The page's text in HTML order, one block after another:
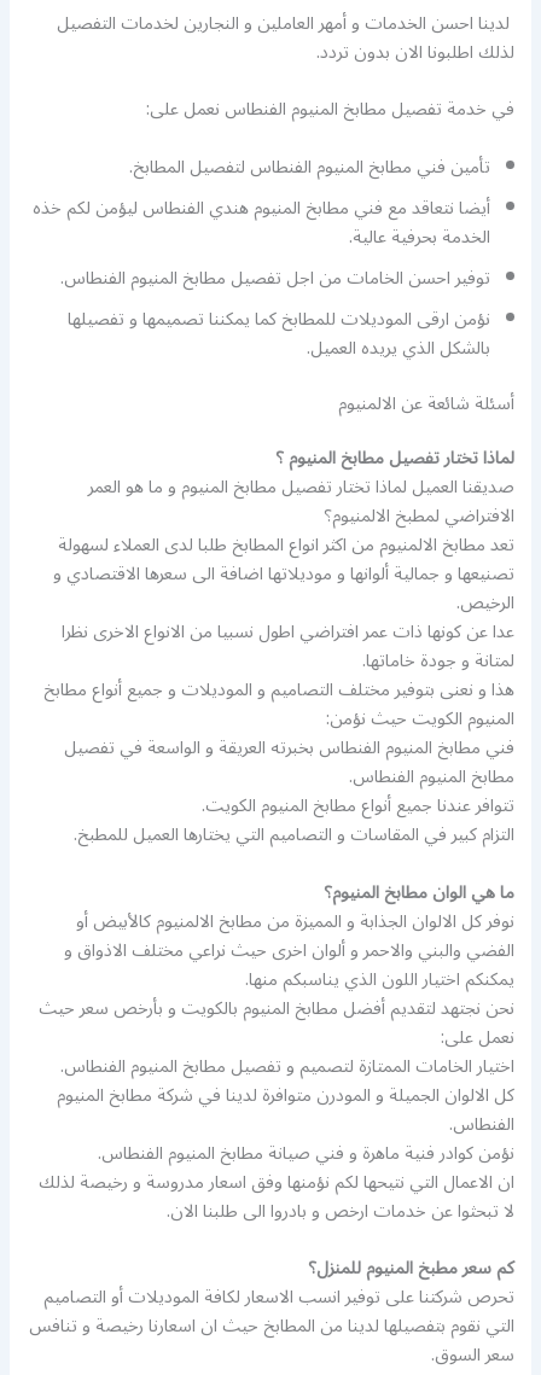
لدينا احسن الخدمات و أمهر العاملين و النجارين لخدمات التفصيل
لذلك اطلبونا الان بدون تردد.
في خدمة تفصيل مطابخ المنيوم الفنطاس نعمل على:
تأمين فني مطابخ المنيوم الفنطاس لتفصيل المطابخ.
أيضا نتعاقد مع فني مطابخ المنيوم هندي الفنطاس ليؤمن لكم خذه
الخدمة بحرفية عالية.
توفير احسن الخامات من اجل تفصيل مطابخ المنيوم الفنطاس.
نؤمن ارقى الموديلات للمطابخ كما يمكننا تصميمها و تفصيلها
بالشكل الذي يريده العميل.
أسئلة شائعة عن الالمنيوم
لماذا تختار تفصيل مطابخ المنيوم ؟
صديقنا العميل لماذا تختار تفصيل مطابخ المنيوم و ما هو العمر
الافتراضي لمطبخ الالمنيوم؟
تعد مطابخ الالمنيوم من اكثر انواع المطابخ طلبا لدى العملاء لسهولة
تصنيعها و جمالية ألوانها و موديلاتها اضافة الى سعرها الاقتصادي و
الرخيص.
عدا عن كونها ذات عمر افتراضي اطول نسبيا من الانواع الاخرى نظرا
لمتانة و جودة خاماتها.
هذا و نعنى بتوفير مختلف التصاميم و الموديلات و جميع أنواع مطابخ
المنيوم الكويت حيث نؤمن:
فني مطابخ المنيوم الفنطاس بخبرته العريقة و الواسعة في تفصيل
مطابخ المنيوم الفنطاس.
تتوافر عندنا جميع أنواع مطابخ المنيوم الكويت.
التزام كبير في المقاسات و التصاميم التي يختارها العميل للمطبخ.
ما هي الوان مطابخ المنيوم؟
نوفر كل الالوان الجذابة و المميزة من مطابخ الالمنيوم كالأبيض أو
الفضي والبني والاحمر و ألوان اخرى حيث نراعي مختلف الاذواق و
يمكنكم اختيار اللون الذي يناسبكم منها.
نحن نجتهد لتقديم أفضل مطابخ المنيوم بالكويت و بأرخص سعر حيث
نعمل على:
اختيار الخامات الممتازة لتصميم و تفصيل مطابخ المنيوم الفنطاس.
كل الالوان الجميلة و المودرن متوافرة لدينا في شركة مطابخ المنيوم
الفنطاس.
نؤمن كوادر فنية ماهرة و فني صيانة مطابخ المنيوم الفنطاس.
ان الاعمال التي نتيحها لكم نؤمنها وفق اسعار مدروسة و رخيصة لذلك
لا تبحثوا عن خدمات ارخص و بادروا الى طلبنا الان.
كم سعر مطبخ المنيوم للمنزل؟
تحرص شركتنا على توفير انسب الاسعار لكافة الموديلات أو التصاميم
التي نقوم بتفصيلها لدينا من المطابخ حيث ان اسعارنا رخيصة و تنافس
سعر السوق.